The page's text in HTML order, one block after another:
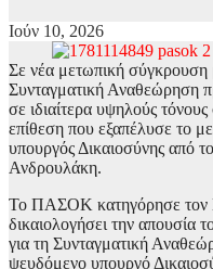
Ιούν 10, 2026
Σε νέα μετωπική σύγκρουση
Συνταγματική
σε ιδιαίτερα υψηλούς
επίθεση που εξαπέλυσε το
υπουργός Δικαιοσύνης από
Ανδρουλάκη.
Το ΠΑΣΟΚ κατηγόρησε τον
δικαιολογήσει την απουσία
για τη Συνταγματική
ψευδόμενο υπουργό